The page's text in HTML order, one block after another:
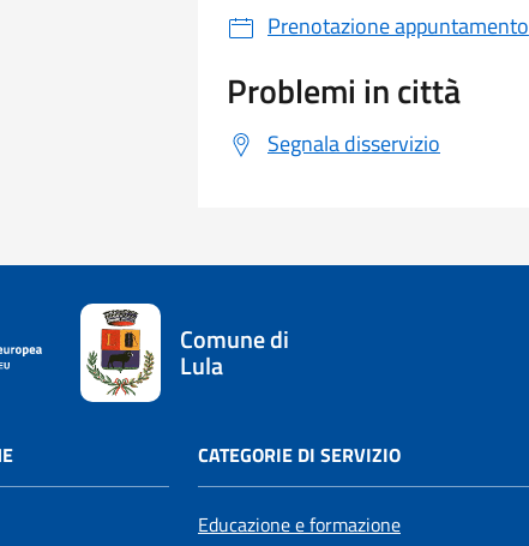
Prenotazione appuntamento
Problemi in città
Segnala disservizio
Comune di
Lula
CATEGORIE DI SERVIZIO
Educazione e formazione